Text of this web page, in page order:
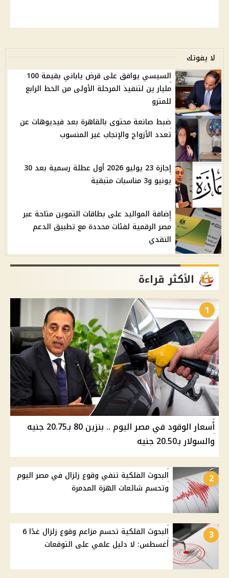
لا يفوتك
السيسي يوافق على قرض ياباني بقيمة 100
مليار ين لتنفيذ المرحلة الأولى من الخط الرابع
للمترو
ضبط صانعة محتوى بالقاهرة بعد فيديوهات عن
تعدد الأزواج والإنجاب غير المنسوب
إجازة 23 يوليو 2026 أول عطلة رسمية بعد 30
يونيو و3 مناسبات متبقية
إضافة المواليد على بطاقات التموين متاحة عبر
مصر الرقمية لفئات محددة مع تطبيق الدعم
النقدي
الأكثر قراءة
1
أسعار الوقود في مصر اليوم .. بنزين 80 بـ20.75 جنيه
والسولار بـ20.50 جنيه
2
البحوث الفلكية تنفي وقوع زلزال في مصر اليوم
وتحسم شائعات الهزة المدمرة
3
البحوث الفلكية تحسم مزاعم وقوع زلزال غدًا 6
أغسطس: لا دليل علمي على التوقعات